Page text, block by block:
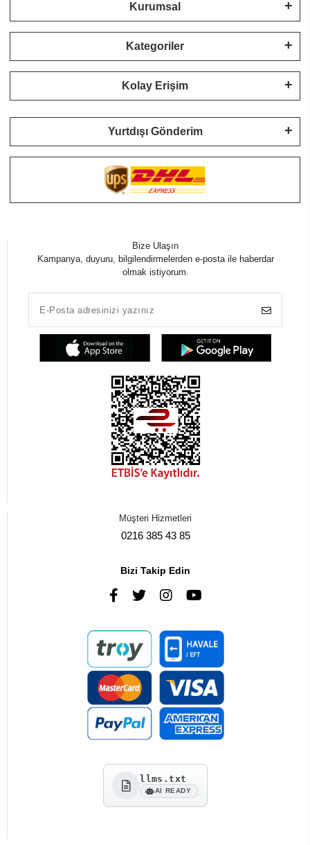
Kurumsal
Kategoriler
Kolay Erişim
Yurtdışı Gönderim
Bize Ulaşın
Kampanya, duyuru, bilgilendirmelerden e-posta ile haberdar
olmak istiyorum.
Müşteri Hizmetleri
0216 385 43 85
Bizi Takip Edin
llms.txt
AI READY